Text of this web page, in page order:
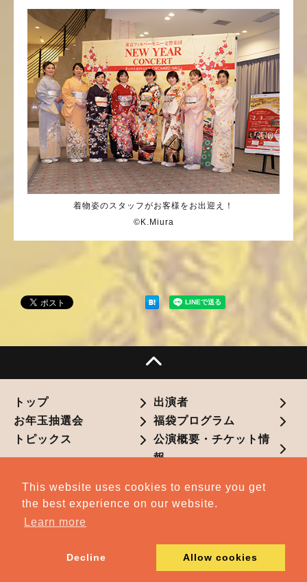
This website uses cookies to ensure you get
the best experience on our website.
Learn more
Decline Allow cookies
着物姿のスタッフがお客様をお出迎え！
©K.Miura
トップ
出演者
お年玉抽選会
福袋プログラム
トピックス
公演概要・チケット情
報